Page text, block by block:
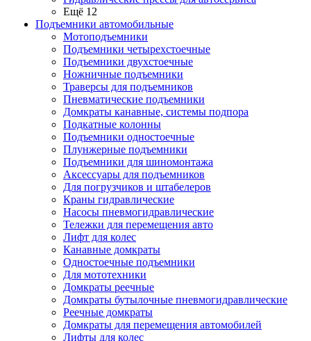
Ещё 12
Подъемники автомобильные
Мотоподъемники
Подъемники четырехстоечные
Подъемники двухстоечные
Ножничные подъемники
Траверсы для подъемников
Пневматические подъемники
Домкраты канавные, системы подпора
Подкатные колонны
Подъемники одностоечные
Плунжерные подъемники
Подъемники для шиномонтажа
Аксессуары для подъемников
Для погрузчиков и штабелеров
Краны гидравлические
Насосы пневмогидравлические
Тележки для перемещения авто
Лифт для колес
Канавные домкраты
Одностоечные подъемники
Для мототехники
Домкраты реечные
Домкраты бутылочные пневмогидравлические
Реечные домкраты
Домкраты для перемещения автомобилей
Лифты для колес